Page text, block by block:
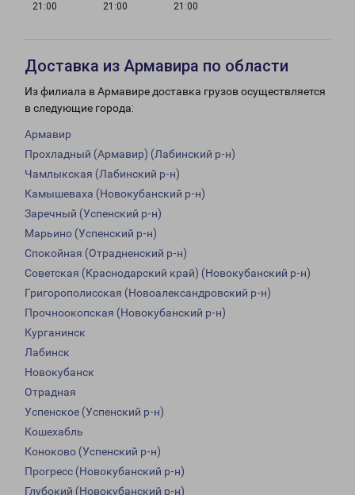
21:00
21:00
21:00
Доставка из Армавира по области
Из филиала в Армавире доставка грузов осуществляется
в следующие города:
Армавир
Прохладный (Армавир) (Лабинский р-н)
Чамлыкская (Лабинский р-н)
Камышеваха (Новокубанский р-н)
Заречный (Успенский р-н)
Марьино (Успенский р-н)
Спокойная (Отрадненский р-н)
Советская (Краснодарский край) (Новокубанский р-н)
Григорополисская (Новоалександровский р-н)
Прочноокопская (Новокубанский р-н)
Курганинск
Лабинск
Новокубанск
Отрадная
Успенское (Успенский р-н)
Кошехабль
Коноково (Успенский р-н)
Прогресс (Новокубанский р-н)
Глубокий (Новокубанский р-н)